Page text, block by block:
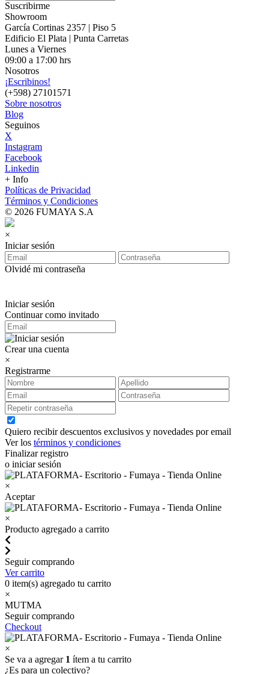
Suscribirme
Showroom
García Cortinas 2357 | Piso 5
Edificio El Plata | Punta Carretas
Lunes a Viernes
09:00 a 17:00 hrs
Nosotros
¡Escribinos!
(+598) 27101571
Sobre nosotros
Blog
Seguinos
X
Instagram
Facebook
Linkedin
+ Info
Políticas de Privacidad
Términos y Condiciones
© 2026 FUMAYA S.A
×
Iniciar sesión
Olvidé mi contraseña
Iniciar sesión
Continuar como invitado
Crear una cuenta
×
Registrarme
Quiero recibir descuentos exclusivos y novedades por email
Ver los términos y condiciones
Finalizar registro
o iniciar sesión
×
Aceptar
×
Producto agregado a carrito
Seguir comprando
Ver carrito
0 item(s) agregado tu carrito
×
MUTMA
Seguir comprando
Checkout
×
Se va a agregar 1 ítem a tu carrito
¿Es para un colectivo?